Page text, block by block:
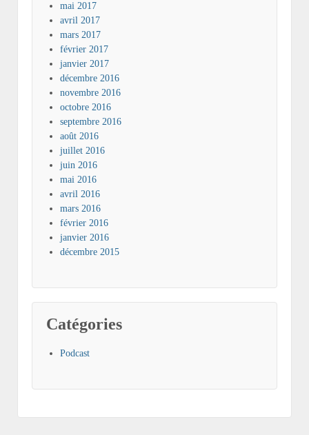
mai 2017
avril 2017
mars 2017
février 2017
janvier 2017
décembre 2016
novembre 2016
octobre 2016
septembre 2016
août 2016
juillet 2016
juin 2016
mai 2016
avril 2016
mars 2016
février 2016
janvier 2016
décembre 2015
Catégories
Podcast